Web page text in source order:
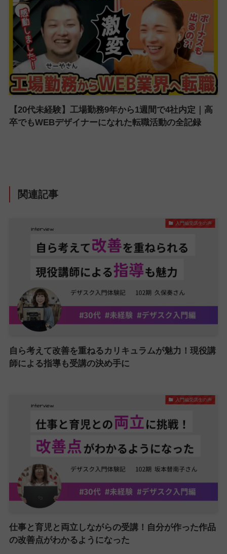
【20代未経験】工場勤務9年から1週間で4社内定｜高
卒でもWEBデザイナーになれた転職活動の全記録
関連記事
入門編受講生の声
自ら考えて改善を重ねるカリキュラムが魅力！現役講
師による指導も受講の決め手に
入門編受講生の声
仕事と育児と両立しながらの受講！自分が作った作品
の改善点がわかるようになった